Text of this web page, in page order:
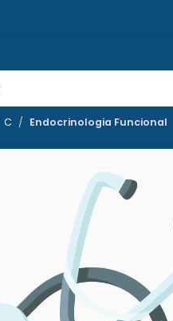
C Endocrinologia Funcional